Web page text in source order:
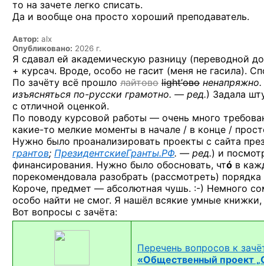
то на зачете легко списать.
Да и вообще она просто хороший преподаватель.
Автор: alx
Опубликовано: 2026 г.
Я сдавал ей академическую разницу (переводной
+ курсач. Вроде, особо не гасит (меня не гасила).
По зачёту всё прошло лайтово light’ово ненапряжно.
изъясняться по-русски грамотно. — ред.) Задала
с отличной оценкой.
По поводу курсовой работы — очень много
какие-то мелкие моменты в начале / в конце /
Нужно было проанализировать проекты с сайта
грантов; ПрезидентскиеГранты.РФ. — ред.) и
финансирования. Нужно было обосновать, чтó в
порекомендовала разобрать (рассмотреть) порядка
Короче, предмет — абсолютная чушь. :-) Немного
особо найти не смог. Я нашёл всякие умные
Вот вопросы с зачёта:
Перечень вопросов к
«Общественный проект